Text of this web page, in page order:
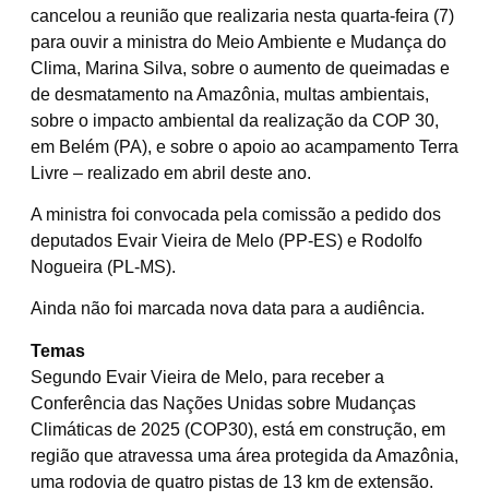
cancelou a reunião que realizaria nesta quarta-feira (7)
para ouvir a ministra do Meio Ambiente e Mudança do
Clima, Marina Silva, sobre o aumento de queimadas e
de desmatamento na Amazônia, multas ambientais,
sobre o impacto ambiental da realização da COP 30,
em Belém (PA), e sobre o apoio ao acampamento Terra
Livre – realizado em abril deste ano.
A ministra foi convocada pela comissão a pedido dos
deputados Evair Vieira de Melo (PP-ES) e Rodolfo
Nogueira (PL-MS).
Ainda não foi marcada nova data para a audiência.
Temas
Segundo Evair Vieira de Melo, para receber a
Conferência das Nações Unidas sobre Mudanças
Climáticas de 2025 (COP30), está em construção, em
região que atravessa uma área protegida da Amazônia,
uma rodovia de quatro pistas de 13 km de extensão.